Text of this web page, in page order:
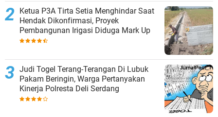
Ketua P3A Tirta Setia Menghindar Saat
Hendak Dikonfirmasi, Proyek
Pembangunan Irigasi Diduga Mark Up
Judi Togel Terang-Terangan Di Lubuk
Pakam Beringin, Warga Pertanyakan
Kinerja Polresta Deli Serdang